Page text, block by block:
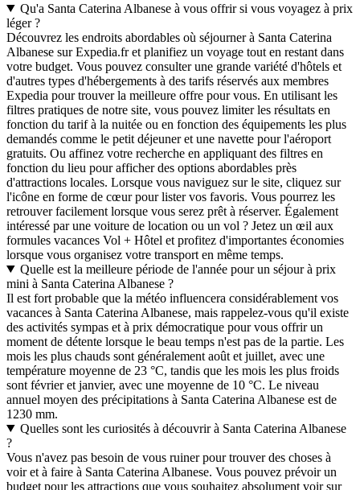
Qu'a Santa Caterina Albanese à vous offrir si vous voyagez à prix
léger ?
Découvrez les endroits abordables où séjourner à Santa Caterina
Albanese sur Expedia.fr et planifiez un voyage tout en restant dans
votre budget. Vous pouvez consulter une grande variété d'hôtels et
d'autres types d'hébergements à des tarifs réservés aux membres
Expedia pour trouver la meilleure offre pour vous. En utilisant les
filtres pratiques de notre site, vous pouvez limiter les résultats en
fonction du tarif à la nuitée ou en fonction des équipements les plus
demandés comme le petit déjeuner et une navette pour l'aéroport
gratuits. Ou affinez votre recherche en appliquant des filtres en
fonction du lieu pour afficher des options abordables près
d'attractions locales. Lorsque vous naviguez sur le site, cliquez sur
l'icône en forme de cœur pour lister vos favoris. Vous pourrez les
retrouver facilement lorsque vous serez prêt à réserver. Également
intéressé par une voiture de location ou un vol ? Jetez un œil aux
formules vacances Vol + Hôtel et profitez d'importantes économies
lorsque vous organisez votre transport en même temps.
Quelle est la meilleure période de l'année pour un séjour à prix
mini à Santa Caterina Albanese ?
Il est fort probable que la météo influencera considérablement vos
vacances à Santa Caterina Albanese, mais rappelez-vous qu'il existe
des activités sympas et à prix démocratique pour vous offrir un
moment de détente lorsque le beau temps n'est pas de la partie. Les
mois les plus chauds sont généralement août et juillet, avec une
température moyenne de 23 °C, tandis que les mois les plus froids
sont février et janvier, avec une moyenne de 10 °C. Le niveau
annuel moyen des précipitations à Santa Caterina Albanese est de
1230 mm.
Quelles sont les curiosités à découvrir à Santa Caterina Albanese
?
Vous n'avez pas besoin de vous ruiner pour trouver des choses à
voir et à faire à Santa Caterina Albanese. Vous pouvez prévoir un
budget pour les attractions que vous souhaitez absolument voir sur